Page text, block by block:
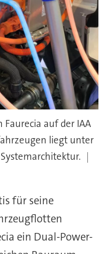
auf der IAA
liegt unter
für seine
ein Dual-Power-